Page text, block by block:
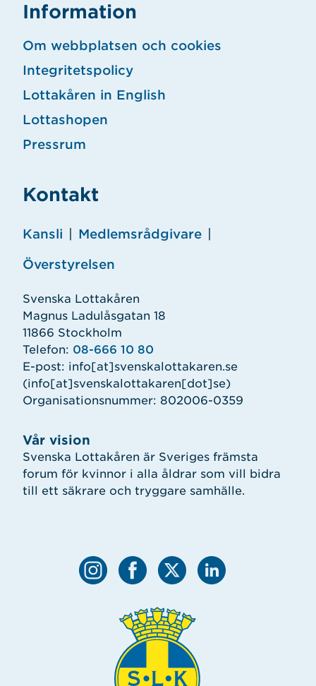
Vår vision
Svenska Lottakåren är Sveriges främsta
forum för kvinnor i alla åldrar som vill bidra
till ett säkrare och tryggare samhälle.
Information
Om webbplatsen och cookies
Integritetspolicy
Lottakåren in English
Lottashopen
Pressrum
Kontakt
Kansli Medlemsrådgivare
Överstyrelsen
Svenska Lottakåren
Magnus Ladulåsgatan 18
11866 Stockholm
Telefon: 08-666 10 80
E-post: info[at]svenskalottakaren.se
(info[at]svenskalottakaren[dot]se)
Organisationsnummer: 802006-0359